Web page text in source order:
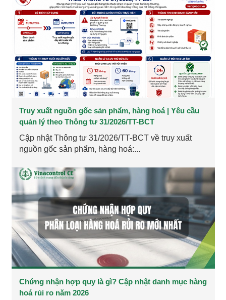
Truy xuất nguồn gốc sản phẩm, hàng hoá | Yêu cầu
quản lý theo Thông tư 31/2026/TT-BCT
Cập nhật Thông tư 31/2026/TT-BCT về truy xuất
nguồn gốc sản phẩm, hàng hoá:...
Chứng nhận hợp quy là gì? Cập nhật danh mục hàng
hoá rủi ro năm 2026